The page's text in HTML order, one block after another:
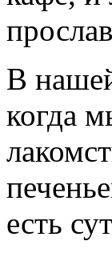
В
когда
есть